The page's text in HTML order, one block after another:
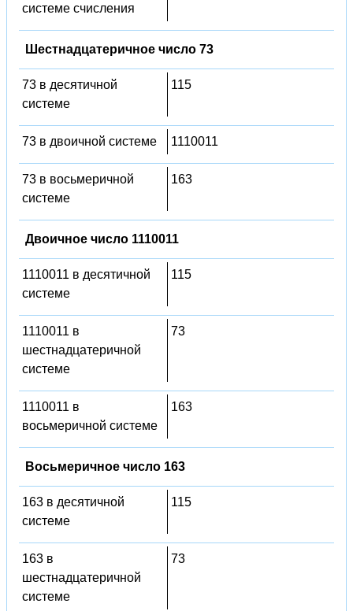
системе счисления
Шестнадцатеричное число 73
73 в десятичной
системе
115
73 в двоичной системе 1110011
73 в восьмеричной
системе
163
Двоичное число 1110011
1110011 в десятичной
системе
115
1110011 в
шестнадцатеричной
системе
73
1110011 в
восьмеричной системе
163
Восьмеричное число 163
163 в десятичной
системе
115
163 в
шестнадцатеричной
системе
73